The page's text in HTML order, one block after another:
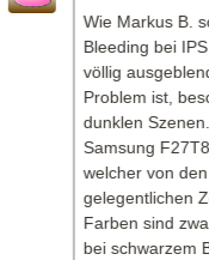
Wie Markus B.
Bleeding bei
völlig
Problem ist,
dunklen
Samsung
welcher von
gelegentlichen
Farben sind
bei schwarzem